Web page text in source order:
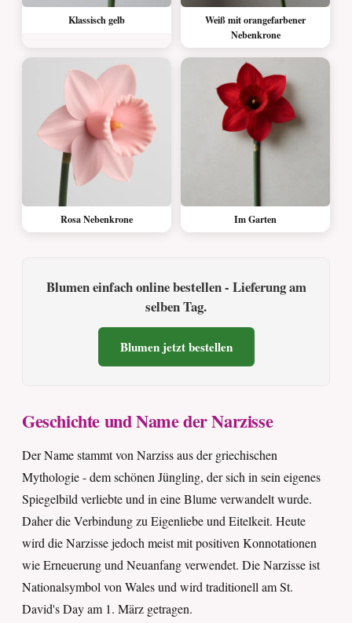
Klassisch gelb
Weiß mit orangefarbener
Nebenkrone
Rosa Nebenkrone Im Garten
Blumen einfach online bestellen - Lieferung am
selben Tag.
Blumen jetzt bestellen
Geschichte und Name der Narzisse
Der Name stammt von Narziss aus der griechischen
Mythologie - dem schönen Jüngling, der sich in sein eigenes
Spiegelbild verliebte und in eine Blume verwandelt wurde.
Daher die Verbindung zu Eigenliebe und Eitelkeit. Heute
wird die Narzisse jedoch meist mit positiven Konnotationen
wie Erneuerung und Neuanfang verwendet. Die Narzisse ist
Nationalsymbol von Wales und wird traditionell am St.
David's Day am 1. März getragen.